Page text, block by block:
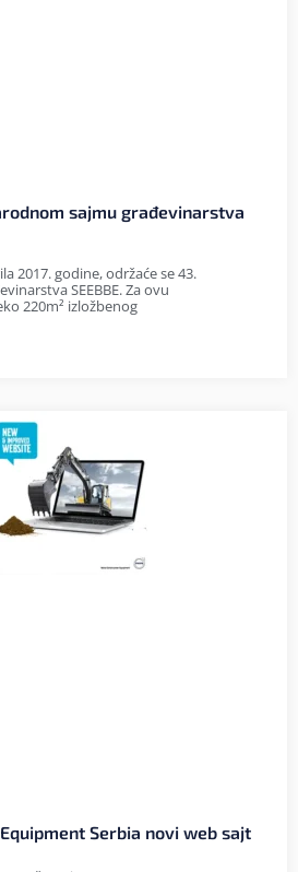
sajmu građevinarstva
2017. godine, održaće se 43.
SEEBBE. Za ovu
220m² izložbenog
Serbia novi web sajt